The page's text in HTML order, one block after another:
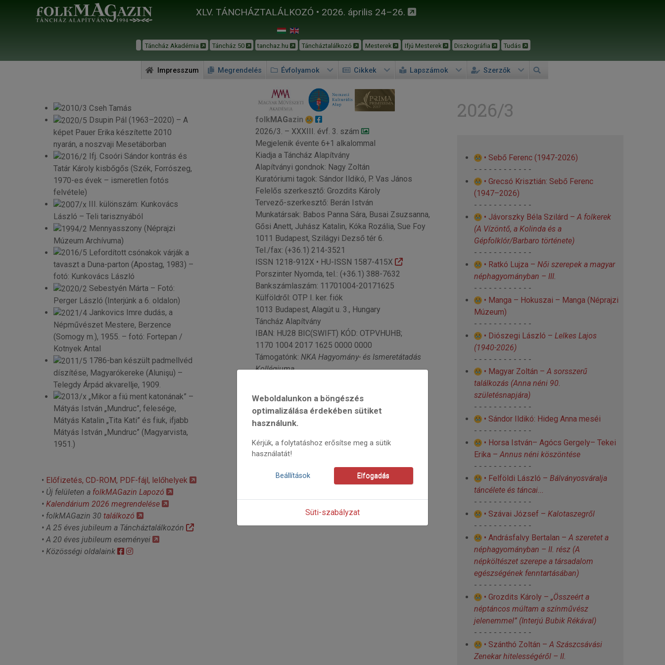
XLV. TÁNCHÁZTALÁLKOZÓ • 2026. április 24–26.
Táncház Akadémia Táncház 50 tanchaz.hu Táncháztalálkozó Mesterek Ifjú Mesterek Diszkográfia Tudás
Impresszum Megrendelés Évfolyamok Cikkek Lapszámok Szerzők
Cseh Tamás
Dsupin Pál (1963–2020) – A
képet Pauer Erika készítette 2010
nyarán, a noszvaji Mesetáborban
Ifj. Csoóri Sándor kontrás és
Tatár Károly kisbőgős (Szék, Forrószeg,
1970-es évek – ismeretlen fotós
felvétele)
III. különszám: Kunkovács
László – Teli tarisznyából
Mennyasszony (Néprajzi
Múzeum Archívuma)
Lefordított csónakok várják a
tavaszt a Duna-parton (Apostag, 1983) –
fotó: Kunkovács László
Sebestyén Márta – Fotó:
Perger László (Interjúnk a 6. oldalon)
Jankovics Imre dudás, a
Népművészet Mestere, Berzence
(Somogy m.), 1955. – fotó: Fortepan /
Kotnyek Antal
1786-ban készült padmellvéd
díszítése, Magyarókereke (Alunişu) –
Telegdy Árpád akvarellje, 1909.
„Mikor a fiú ment katonának” –
Mátyás István „Mundruc”, felesége,
Mátyás Katalin „Tita Kati” és fiuk, ifjabb
Mátyás István „Mundruc” (Magyarvista,
1951.)
• Előfizetés, CD-ROM, PDF-fájl, lelőhelyek
• Új felületen a folkMAGazin Lapozó
• Kalendárium 2026 megrendelése
• folkMAGazin 30 találkozó
• A 25 éves jubileum a Táncháztalálkozón
• A 20 éves jubileum eseményei
• Közösségi oldalaink
folkMAGazin
2026/3. – XXXIII. évf. 3. szám
Megjelenik évente 6+1 alkalommal
Kiadja a Táncház Alapítvány
Alapítványi gondnok: Nagy Zoltán
Kuratóriumi tagok: Sándor Ildikó, P. Vas János
Felelős szerkesztő: Grozdits Károly
Tervező-szerkesztő: Berán István
Munkatársak: Babos Panna Sára, Busai Zsuzsanna,
Gősi Anett, Juhász Katalin, Kóka Rozália, Sue Foy
1011 Budapest, Szilágyi Dezső tér 6.
Tel./fax: (+36.1) 214-3521
ISSN 1218-912X • HU-ISSN 1587-415X
Porszinter Nyomda, tel.: (+36.1) 388-7632
Bankszámlaszám: 11701004-20171625
Külföldről: OTP I. ker. fiók
1013 Budapest, Alagút u. 3., Hungary
Táncház Alapítvány
IBAN: HU28 BIC(SWIFT) KÓD: OTPVHUHB;
1170 1004 2017 1625 0000 0000
Támogatónk: NKA Hagyomány- és Ismeretátadás
Kollégiuma
Weboldalunkon a böngészés
optimalizálása érdekében sütiket
használunk.
Kérjük, a folytatáshoz erősítse meg a sütik
használatát!
Beállítások Elfogadás
Süti-szabályzat
2026/3
• Sebő Ferenc (1947-2026)
- - - - - - - - - - - -
• Grecsó Krisztián: Sebő Ferenc
(1947–2026)
- - - - - - - - - - - -
• Jávorszky Béla Szilárd – A folkerek
(A Vízöntő, a Kolinda és a
Gépfolklór/Barbaro története)
- - - - - - - - - - - -
• Ratkó Lujza – Női szerepek a magyar
néphagyományban – III.
- - - - - - - - - - - -
• Manga – Hokuszai – Manga (Néprajzi
Múzeum)
- - - - - - - - - - - -
• Diószegi László – Lelkes Lajos
(1940-2026)
- - - - - - - - - - - -
• Magyar Zoltán – A sorsszerű
találkozás (Anna néni 90.
születésnapjára)
- - - - - - - - - - - -
• Sándor Ildikó: Hideg Anna meséi
- - - - - - - - - - - -
• Horsa István– Agócs Gergely– Tekei
Erika – Annus néni köszöntése
- - - - - - - - - - - -
• Felföldi László – Bálványosváralja
táncélete és táncai...
- - - - - - - - - - - -
• Szávai József – Kalotaszegről
- - - - - - - - - - - -
• Andrásfalvy Bertalan – A szeretet a
néphagyományban – II. rész (A
népköltészet szerepe a társadalom
egészségének fenntartásában)
- - - - - - - - - - - -
• Grozdits Károly – „Összeért a
néptáncos múltam a színművész
jelenemmel” (Interjú Bubik Rékával)
- - - - - - - - - - - -
• Szánthó Zoltán – A Szászcsávási
Zenekar hitelességéről – II.